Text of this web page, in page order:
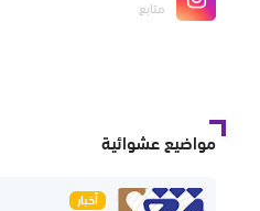
متابع
مواضيع عشوائية
أخبار